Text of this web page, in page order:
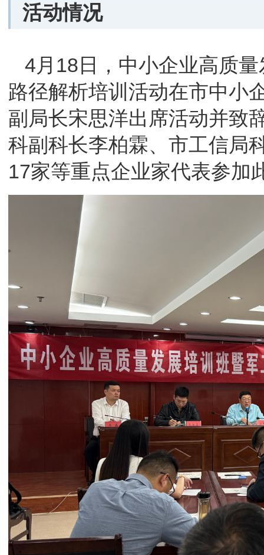
活动情况
4月18日，中小企业高质
路径解析培训活动在市中小
副局长宋思洋出席活动并致
科副科长李柏霖、市工信局
17家等重点企业家代表参加